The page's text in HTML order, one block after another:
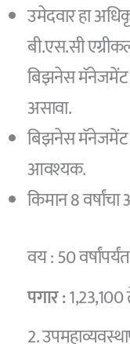
उमेदवार हा
बी.एस.सी
बिझनेस मॅनेजमेंट
असावा.
बिझनेस मॅनेजमेंट
आवश्यक.
किमान 8
वय : 50
पगार :
2.